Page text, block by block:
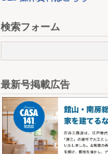
検索フォーム
最新号掲載広告